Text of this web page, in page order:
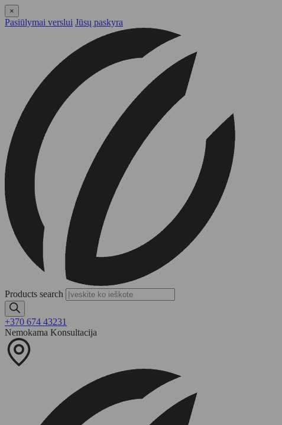
×
Pasiūlymai verslui Jūsų paskyra
Products search
+370 674 43231
Nemokama Konsultacija